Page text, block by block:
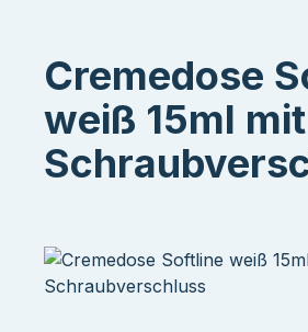
Cremedose
weiß 15ml mit